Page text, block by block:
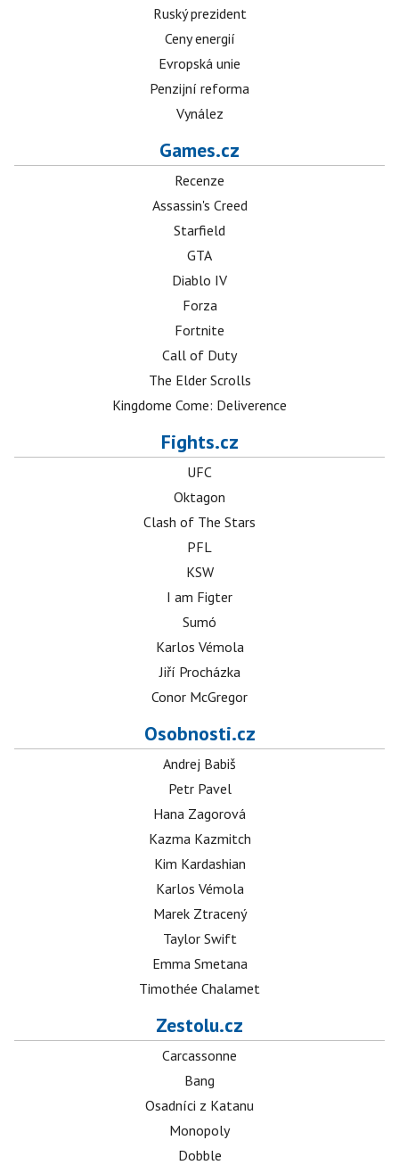
Ruský prezident
Ceny energií
Evropská unie
Penzijní reforma
Vynález
Games.cz
Recenze
Assassin's Creed
Starfield
GTA
Diablo IV
Forza
Fortnite
Call of Duty
The Elder Scrolls
Kingdome Come: Deliverence
Fights.cz
UFC
Oktagon
Clash of The Stars
PFL
KSW
I am Figter
Sumó
Karlos Vémola
Jiří Procházka
Conor McGregor
Osobnosti.cz
Andrej Babiš
Petr Pavel
Hana Zagorová
Kazma Kazmitch
Kim Kardashian
Karlos Vémola
Marek Ztracený
Taylor Swift
Emma Smetana
Timothée Chalamet
Zestolu.cz
Carcassonne
Bang
Osadníci z Katanu
Monopoly
Dobble